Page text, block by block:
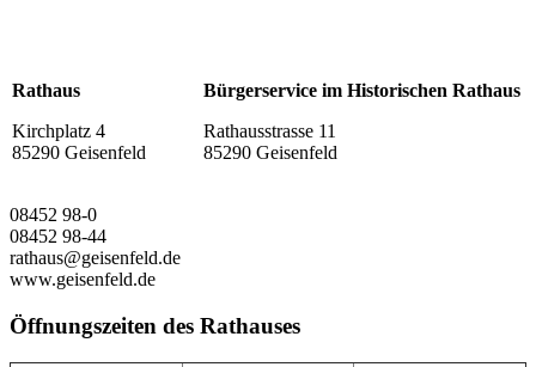
Rathaus
Kirchplatz 4
85290 Geisenfeld
Bürgerservice im Historischen Rathaus
Rathausstrasse 11
85290 Geisenfeld
08452 98-0
08452 98-44
rathaus@geisenfeld.de
www.geisenfeld.de
Öffnungszeiten des Rathauses